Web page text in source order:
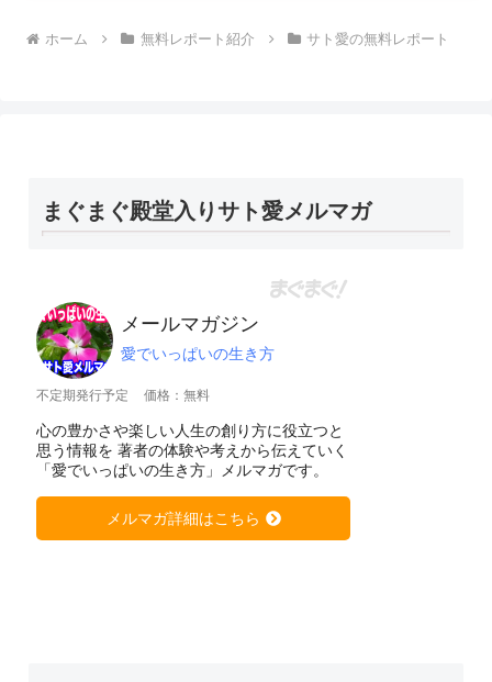
ホーム 無料レポート紹介 サト愛の無料レポート
まぐまぐ殿堂入りサト愛メルマガ
メールマガジン
愛でいっぱいの生き方
不定期発行予定 価格：無料
心の豊かさや楽しい人生の創り方に役立つと
思う情報を 著者の体験や考えから伝えていく
「愛でいっぱいの生き方」メルマガです。
メルマガ詳細はこちら